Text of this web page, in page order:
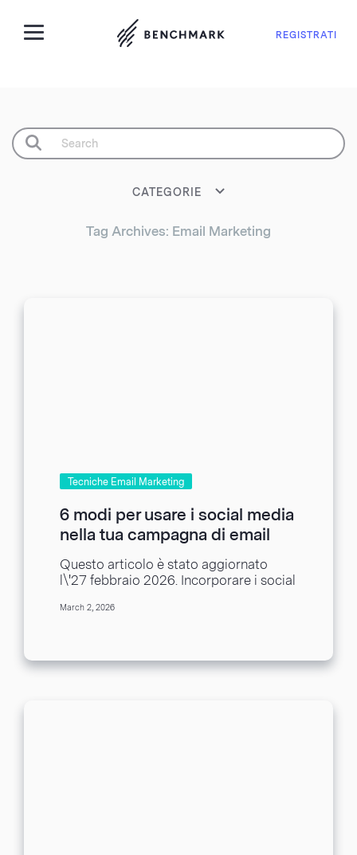
REGISTRATI
CATEGORIE
Tag Archives: Email Marketing
Tecniche Email Marketing
6 modi per usare i social media
nella tua campagna di email
marketing
Questo articolo è stato aggiornato
l\'27 febbraio 2026. Incorporare i social
può aiutarti a...
March 2, 2026